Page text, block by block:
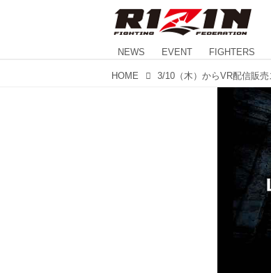
NEWS EVENT FIGHTERS
HOME